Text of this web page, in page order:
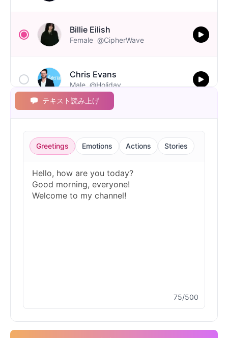
Billie Eilish
Female @CipherWave
Chris Evans
Male @Holiday
Christopher Walken
Male @Kairox
Male @Lucas
Male @PeachyCloud
テキスト読み上げ
Greetings Emotions Actions Stories
75/500